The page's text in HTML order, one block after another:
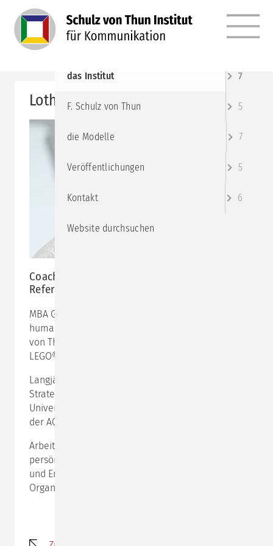
Lothar Schomann
Coach auf der
Referent
MBA Gesundheitsmanagement; systemisch-
humanistischer Job- und Karriere-Coach nach Schulz
von Thun, Transaktionsanalytiker sowie Facilitator für
LEGO® Serious Play® und agile Workshop-Methoden.
Langjährige Führungs-, Vertriebs- und
Strategieerfahrung im Gesundheitswesen, u. a. am
Universitätsklinikum Hamburg-Eppendorf und bei
der AOK Niedersachsen.
Arbeitsschwerpunkte: Führung, Kommunikation und
persönliche Wirksamkeit, Rollenklärung, Konflikt-
und Entscheidungsbegleitung sowie Team- und
Organisationsentwicklung.
MENÜ
das Institut 7
F. Schulz von Thun 5
die Modelle 7
Veröffentlichungen 5
Kontakt 6
Website durchsuchen